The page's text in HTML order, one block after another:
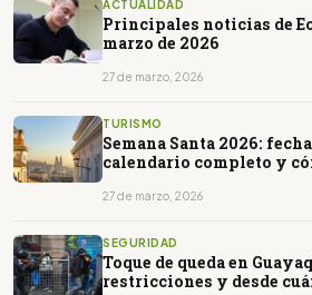
ACTUALIDAD
Principales noticias de
marzo de 2026
27 de marzo, 2026
TURISMO
Semana Santa 2026:
calendario completo y
27 de marzo, 2026
SEGURIDAD
Toque de queda en
restricciones y desde